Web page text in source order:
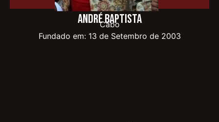
André Baptista
Cabo
Fundado em: 13 de Setembro de 2003